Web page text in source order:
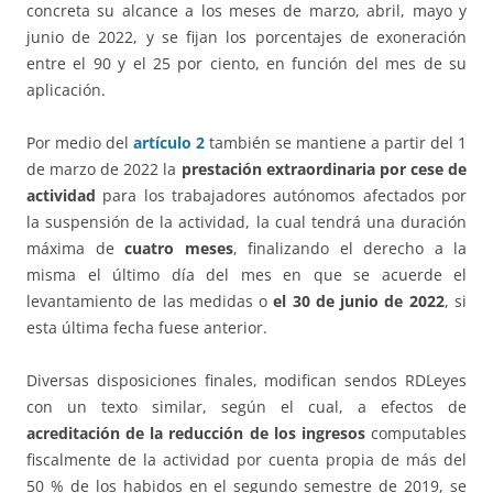
concreta su alcance a los meses de marzo, abril, mayo y
junio de 2022, y se fijan los porcentajes de exoneración
entre el 90 y el 25 por ciento, en función del mes de su
aplicación.
Por medio del artículo 2 también se mantiene a partir del 1
de marzo de 2022 la prestación extraordinaria por cese de
actividad para los trabajadores autónomos afectados por
la suspensión de la actividad, la cual tendrá una duración
máxima de cuatro meses, finalizando el derecho a la
misma el último día del mes en que se acuerde el
levantamiento de las medidas oel 30 de junio de 2022, si
esta última fecha fuese anterior.
Diversas disposiciones finales, modifican sendos RDLeyes
con un texto similar, según el cual, a efectos de
acreditación de la reducción de los ingresoscomputables
fiscalmente de la actividad por cuenta propia de más del
50 % de los habidos en el segundo semestre de 2019, se